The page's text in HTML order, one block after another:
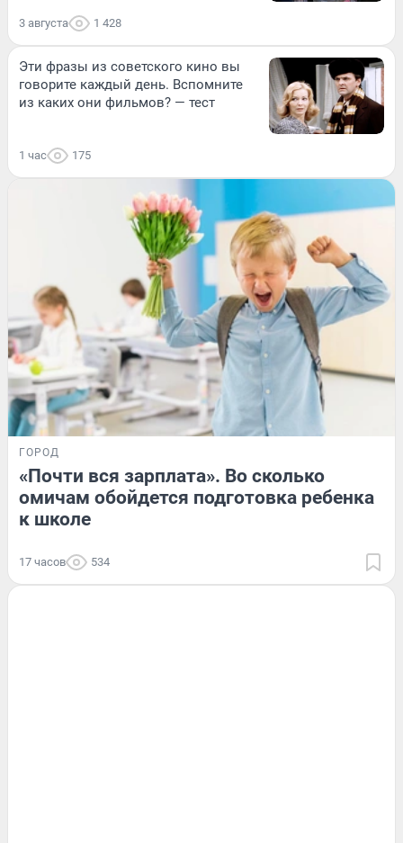
3 августа 1 428
Эти фразы из советского кино вы
говорите каждый день. Вспомните
из каких они фильмов? — тест
1 час 175
ГОРОД
«Почти вся зарплата». Во сколько
омичам обойдется подготовка ребенка
к школе
17 часов 534